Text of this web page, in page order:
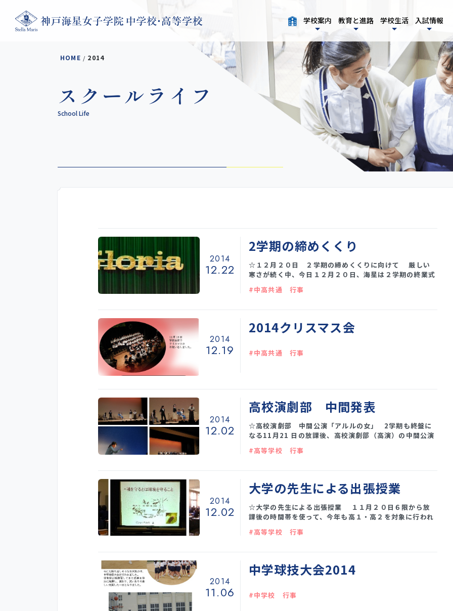
学校案内 教育と進路 学校生活 入試情報
HOME / 2014
スクールライフ
School Life
2014
12.22
2学期の締めくくり
☆１２月２０日 ２学期の締めくくりに向けて 厳しい
寒さが続く中、今日１２月２０日、海星は２学期の終業式
を迎えました。 これもまた厳しい残暑の中始まった、体
育祭の応援ダンスの練習から、中高クリスマス会での合唱
す。 １２月は、８日の創立記念日、１７日のクリスマス
会と本校にとって大切な行事が続きました。 今年のクリ
味は何か」
#中高共通 行事
2014
12.19
2014クリスマス会
#中高共通 行事
2014
12.02
高校演劇部 中間発表
☆高校演劇部 中間公演「アルルの女」 2学期も終盤に
なる11月21 日の放課後、高校演劇部（高演）の中間公演
原作の「アルルの女」。ビゼーの曲でも有名ですね。 た
込まれる過程をどのように描くか、登場人物一人一人の心
理をどう浮き上がらせるか、難しい作品でしたが、音響と
照明に支えられて、キャストの熱演がひかりました。アル
ルの女が、
#高等学校 行事
2014
12.02
大学の先生による出張授業
☆大学の先生による出張授業 １１月２０日６限から放
課後の時間帯を使って、今年も高１・高２を対象に行われ
だきました。 ○神戸大学 文学部・国際文化学部・発達科
大学薬学部テーマは多彩で、「人文入門：「もののけ姫」
をどう観るか」「人の心を学ぶおもしろさ：発育の心理
#高等学校 行事
2014
11.06
中学球技大会2014
#中学校 行事